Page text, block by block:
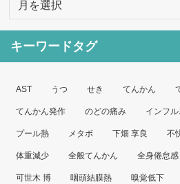
カ
イ
キーワードタグ
AST うつ せき てんかん
てんかん発作 のどの痛み インフ
プール熱 メタボ 下畑 享良 不
体重減少 全般てんかん 全身倦怠感
可世木 博 咽頭結膜熱 嗅覚低下